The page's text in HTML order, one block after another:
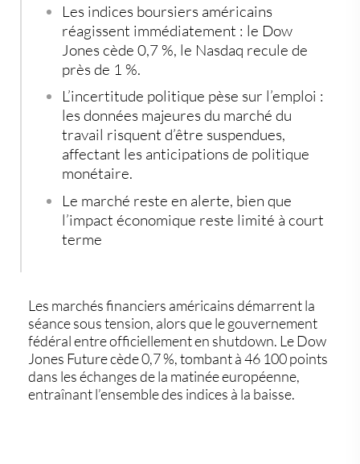
Les indices boursiers américains
réagissent immédiatement : le Dow
Jones cède 0,7 %, le Nasdaq recule de
près de 1 %.
L’incertitude politique pèse sur l’emploi :
les données majeures du marché du
travail risquent d’être suspendues,
affectant les anticipations de politique
monétaire.
Le marché reste en alerte, bien que
l’impact économique reste limité à court
terme
Les marchés financiers américains démarrent la
séance sous tension, alors quele gouvernement
fédéral entre officiellement en shutdown. LeDow
Jones Future cède 0,7 %, tombant à46 100 points
dans les échanges de la matinée européenne,
entraînant l’ensemble des indices à la baisse.